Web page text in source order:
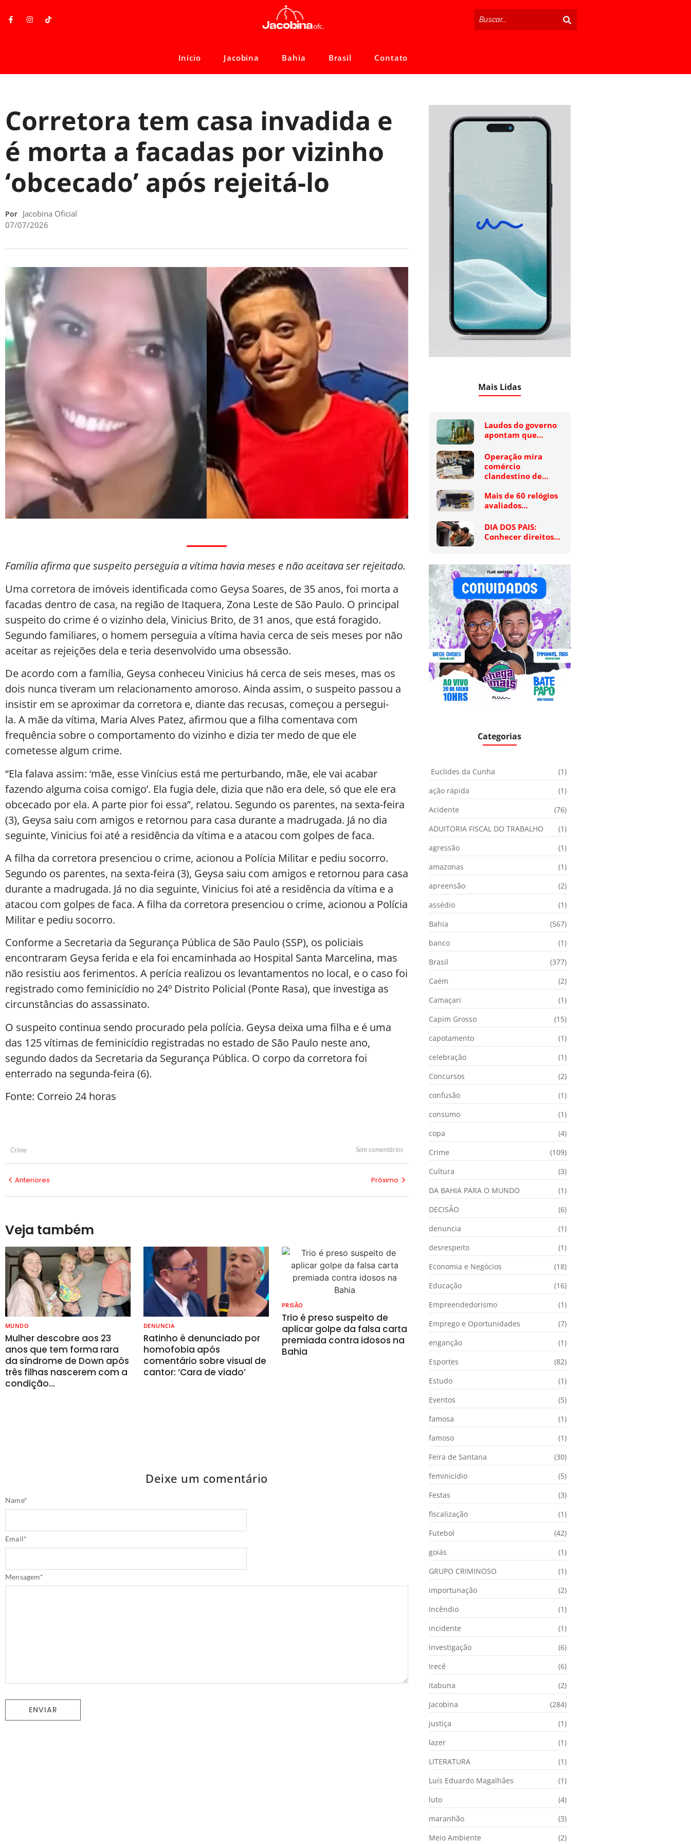
Início Jacobina Bahia Brasil Contato
Corretora tem casa invadida e
é morta a facadas por vizinho
‘obcecado’ após rejeitá-lo
Por Jacobina Oficial
07/07/2026
Família afirma que suspeito perseguia a vítima havia meses e não aceitava ser rejeitado.
Uma corretora de imóveis identificada como Geysa Soares, de 35 anos, foi morta a
facadas dentro de casa, na região de Itaquera, Zona Leste de São Paulo. O principal
suspeito do crime é o vizinho dela, Vinicius Brito, de 31 anos, que está foragido.
Segundo familiares, o homem perseguia a vítima havia cerca de seis meses por não
aceitar as rejeições dela e teria desenvolvido uma obsessão.
De acordo com a família, Geysa conheceu Vinicius há cerca de seis meses, mas os
dois nunca tiveram um relacionamento amoroso. Ainda assim, o suspeito passou a
insistir em se aproximar da corretora e, diante das recusas, começou a persegui-
la. A mãe da vítima, Maria Alves Patez, afirmou que a filha comentava com
frequência sobre o comportamento do vizinho e dizia ter medo de que ele
cometesse algum crime.
“Ela falava assim: ‘mãe, esse Vinícius está me perturbando, mãe, ele vai acabar
fazendo alguma coisa comigo’. Ela fugia dele, dizia que não era dele, só que ele era
obcecado por ela. A parte pior foi essa”, relatou. Segundo os parentes, na sexta-feira
(3), Geysa saiu com amigos e retornou para casa durante a madrugada. Já no dia
seguinte, Vinicius foi até a residência da vítima e a atacou com golpes de faca.
A filha da corretora presenciou o crime, acionou a Polícia Militar e pediu socorro.
Segundo os parentes, na sexta-feira (3), Geysa saiu com amigos e retornou para casa
durante a madrugada. Já no dia seguinte, Vinicius foi até a residência da vítima e a
atacou com golpes de faca. A filha da corretora presenciou o crime, acionou a Polícia
Militar e pediu socorro.
Conforme a Secretaria da Segurança Pública de São Paulo (SSP), os policiais
encontraram Geysa ferida e ela foi encaminhada ao Hospital Santa Marcelina, mas
não resistiu aos ferimentos. A perícia realizou os levantamentos no local, e o caso foi
registrado como feminicídio no 24º Distrito Policial (Ponte Rasa), que investiga as
circunstâncias do assassinato.
O suspeito continua sendo procurado pela polícia. Geysa deixa uma filha e é uma
das 125 vítimas de feminicídio registradas no estado de São Paulo neste ano,
segundo dados da Secretaria da Segurança Pública. O corpo da corretora foi
enterrado na segunda-feira (6).
Fonte: Correio 24 horas
Crime Sem comentários
Anteriores Próximo
Veja também
MUNDO
Mulher descobre aos 23
anos que tem forma rara
da síndrome de Down após
três filhas nascerem com a
condição…
DENUNCIA
Ratinho é denunciado por
homofobia após
comentário sobre visual de
cantor: ‘Cara de viado’
PRISÃO
Trio é preso suspeito de
aplicar golpe da falsa carta
premiada contra idosos na
Bahia
Deixe um comentário
Name*
Email*
Mais Lidas
Laudos do governo
apontam que…
Operação mira
comércio
clandestino de…
Mais de 60 relógios
avaliados…
DIA DOS PAIS:
Conhecer direitos…
Categorias
Euclides da Cunha
(1)
ação rápida
(1)
Acidente
(76)
ADUITORIA FISCAL DO TRABALHO
(1)
agressão
(1)
amazonas
(1)
apreensão
(2)
assédio
(1)
Bahia
(567)
banco
(1)
Brasil
(377)
Caém
(2)
Camaçari
(1)
Capim Grosso
(15)
capotamento
(1)
celebração
(1)
Concursos
(2)
confusão
(1)
consumo
(1)
copa
(4)
Crime
(109)
Cultura
(3)
DA BAHIA PARA O MUNDO
(1)
DECISÃO
(6)
denuncia
(1)
desrespeito
(1)
Economia e Negócios
(18)
Educação
(16)
Empreendedorismo
(1)
Emprego e Oportunidades
(7)
enganção
(1)
Esportes
(82)
Estudo
(1)
Eventos
(5)
famosa
(1)
famoso
(1)
Feira de Santana
(30)
feminicídio
(5)
Festas
(3)
fiscalização
(1)
Futebol
(42)
goiás
(1)
GRUPO CRIMINOSO
(1)
importunação
(2)
Incêndio
(1)
incidente
(1)
investigação
(6)
Irecê
(6)
itabuna
(2)
Jacobina
(284)
justiça
(1)
lazer
(1)
LITERATURA
(1)
Luís Eduardo Magalhães
(1)
luto
(4)
maranhão
(3)
Meio Ambiente
(2)